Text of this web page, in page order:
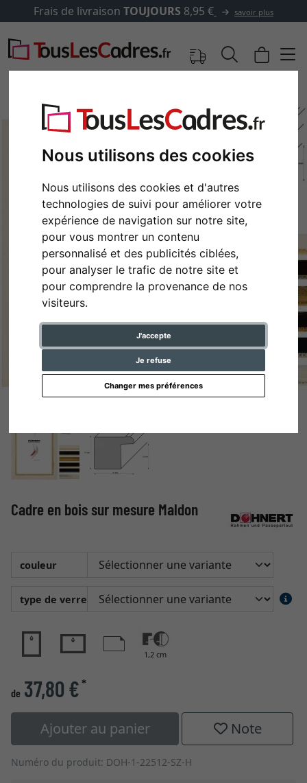
Nous utilisons des cookies
Nous utilisons des cookies et d'autres
technologies de suivi pour améliorer votre
expérience de navigation sur notre site,
pour vous montrer un contenu
personnalisé et des publicités ciblées,
pour analyser le trafic de notre site et
pour comprendre la provenance de nos
visiteurs.
J'accepte
Je refuse
Changer mes préférences
Frais de livraison TOUJOURS 8,95 € savoir plus
Retour
Cadre en bois sur mesure Maldon
couleur
type de verre
1,2 cm
de 37,80 €*
Ajouter au panier Note
Numéro du produit: DOH-1-22512-SZ-H